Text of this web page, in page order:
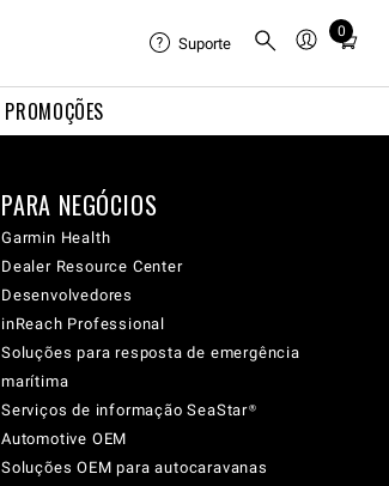
PROMOÇÕES
Suporte
0
Total
cart:
PARA NEGÓCIOS
Garmin Health
Dealer Resource Center
Desenvolvedores
inReach Professional
Soluções para resposta de emergência
marítima
Serviços de informação SeaStar®
Automotive OEM
Soluções OEM para autocaravanas